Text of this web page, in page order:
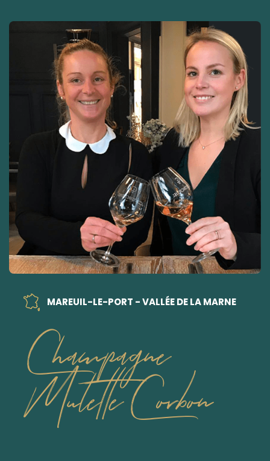
MAREUIL-LE-PORT - VALLÉE DE LA MARNE
Champagne
Mulette Corbon